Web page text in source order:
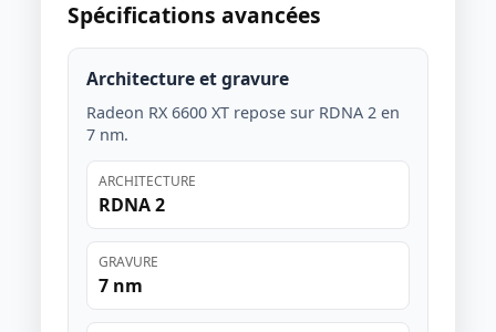
Spécifications avancées
Architecture et gravure
Radeon RX 6600 XT repose sur RDNA 2 en
7 nm.
ARCHITECTURE
RDNA 2
GRAVURE
7 nm